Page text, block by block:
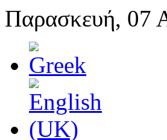
Παρασκευή, 07